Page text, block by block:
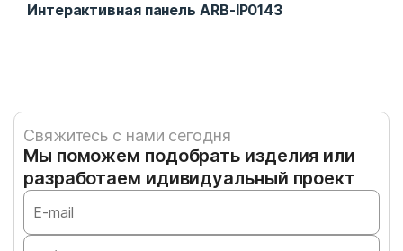
Интерактивная панель ARB-IP0143
Свяжитесь с нами сегодня
Мы поможем подобрать изделия или
разработаем идивидуальный проект